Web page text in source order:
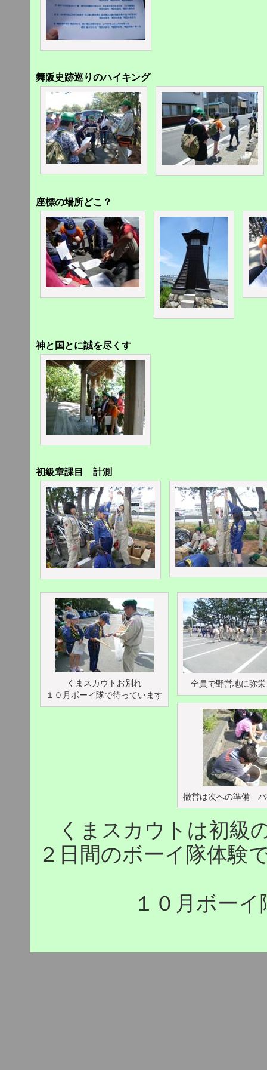
舞阪史跡巡りのハイキング
座標の場所どこ？
神と国とに誠を尽くす
初級章課目 計測
くまスカウトお別れ
１０月ボーイ隊で待っています
全員で野営地に弥
撤営は次への準備 バ
くまスカウトは初級
２日間のボーイ隊体験
１０月ボー